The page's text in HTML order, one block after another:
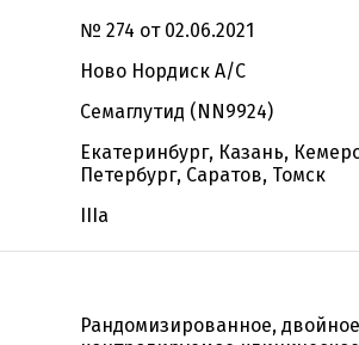
№ 274 от 02.06.2021
Ново Нордиск А/С
Семаглутид (NN9924)
Екатеринбург, Казань,
Петербург, Саратов, Томск
IIIa
Рандомизированное,